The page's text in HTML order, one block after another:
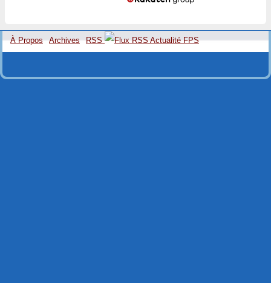
À Propos Archives RSS